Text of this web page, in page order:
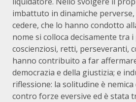
imbattuto in dinamiche
cedere, che lo hanno condotto
nome si colloca decisamente tra
coscienziosi, retti, perseveranti,
hanno contribuito a far
democrazia e della giustizia; e
riflessione: la solitudine è
contro forze eversive ed è stata